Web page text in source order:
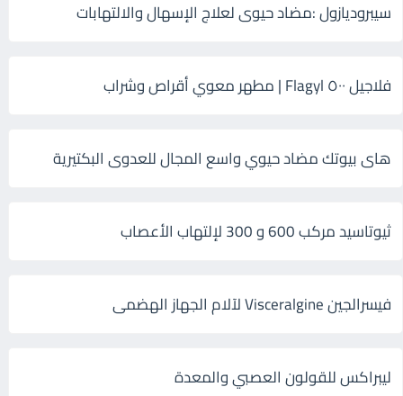
سيبروديازول :مضاد حيوى لعلاج الإسهال والالتهابات
فلاجيل ٥٠٠ Flagyl | مطهر معوي أقراص وشراب
هاى بيوتك مضاد حيوي واسع المجال للعدوى البكتيرية
ثيوتاسيد مركب 600 و 300 لإلتهاب الأعصاب
فيسرالجين Visceralgine لآلام الجهاز الهضمى
ليبراكس للقولون العصبي والمعدة